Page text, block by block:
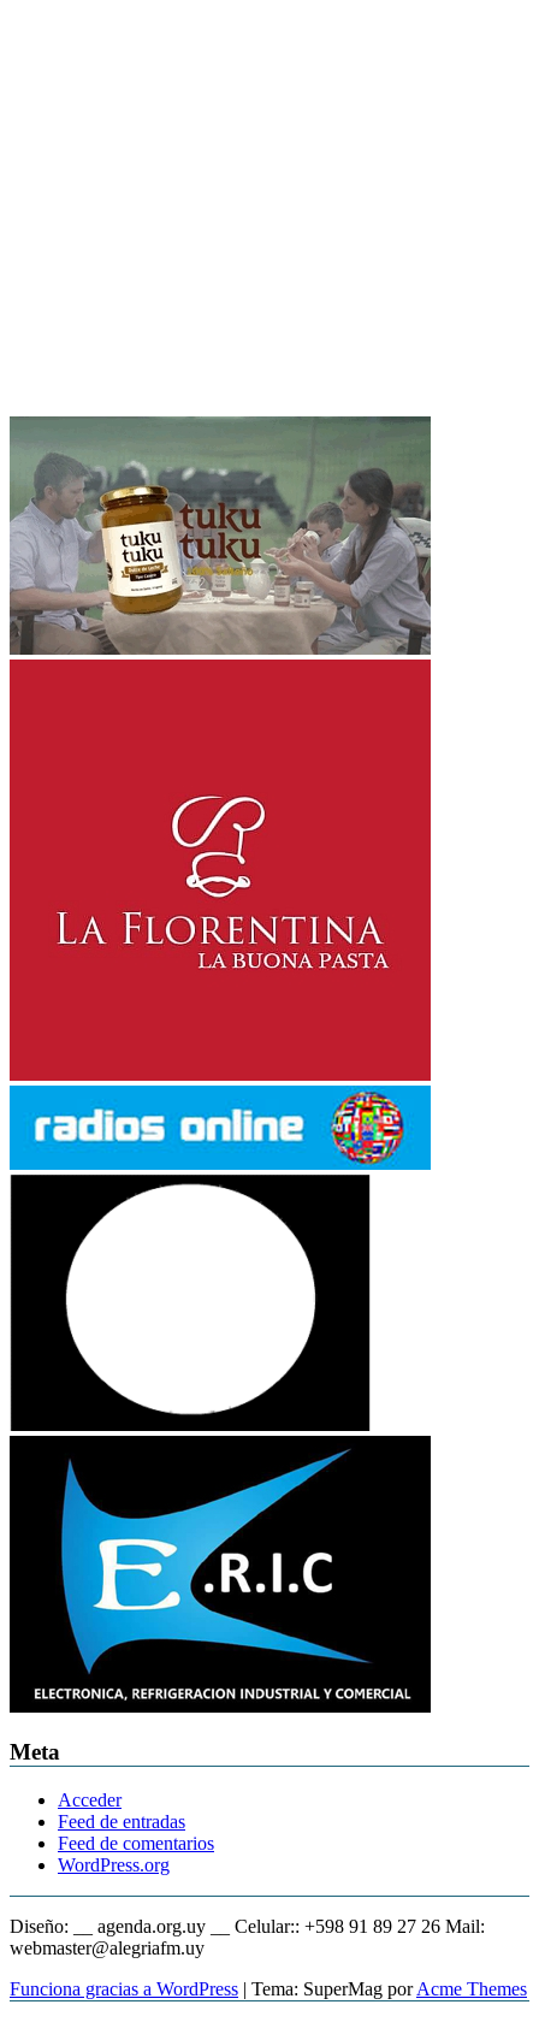
Meta
Acceder
Feed de entradas
Feed de comentarios
WordPress.org
Diseño: __ agenda.org.uy __ Celular:: +598 91 89 27 26 Mail:
webmaster@alegriafm.uy
Funciona gracias a WordPress | Tema: SuperMag porAcme Themes